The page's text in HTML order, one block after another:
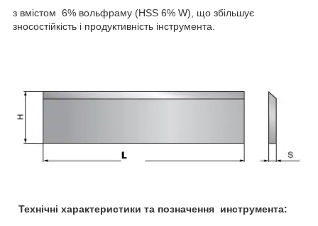
з вмістом 6% вольфраму (HSS 6% W), що збільшує
зносостійкість і продуктивність інструмента.
Технічні характеристики та позначення инструмента: